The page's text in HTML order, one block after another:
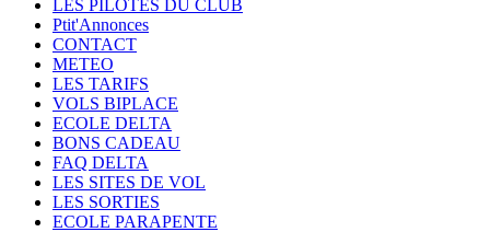
LES PILOTES DU CLUB
Ptit'Annonces
CONTACT
METEO
LES TARIFS
VOLS BIPLACE
ECOLE DELTA
BONS CADEAU
FAQ DELTA
LES SITES DE VOL
LES SORTIES
ECOLE PARAPENTE